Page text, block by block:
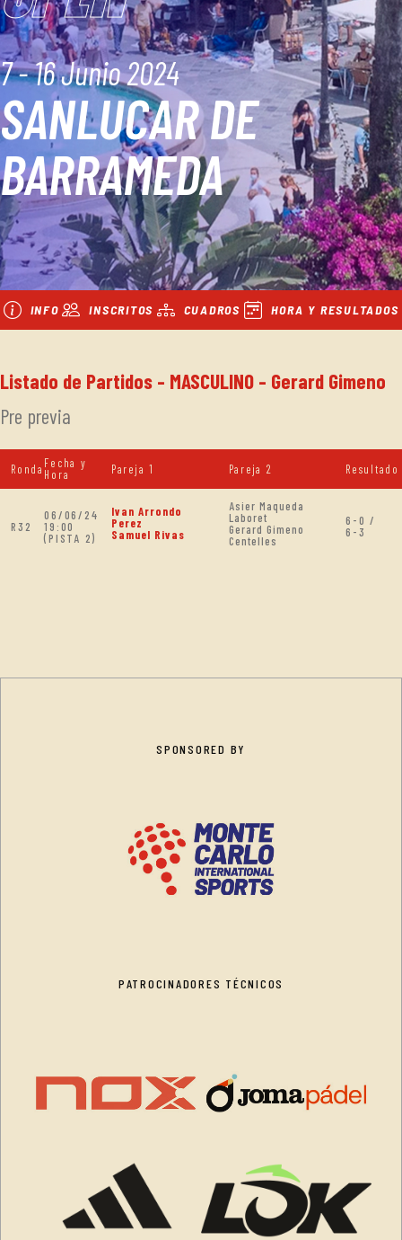
7 - 16 Junio 2024
SANLUCAR DE
BARRAMEDA
INFO INSCRITOS CUADROS HORA Y RESULTADOS
Listado de Partidos - MASCULINO - Gerard Gimeno
Pre previa
Ronda Fecha y
Hora
Pareja 1 Pareja 2 Resultado
R32
06/06/24
19:00
(PISTA 2)
Ivan Arrondo
Perez
Samuel Rivas
Asier Maqueda
Laboret
Gerard Gimeno
Centelles
6-0 /
6-3
SPONSORED BY
PATROCINADORES TÉCNICOS